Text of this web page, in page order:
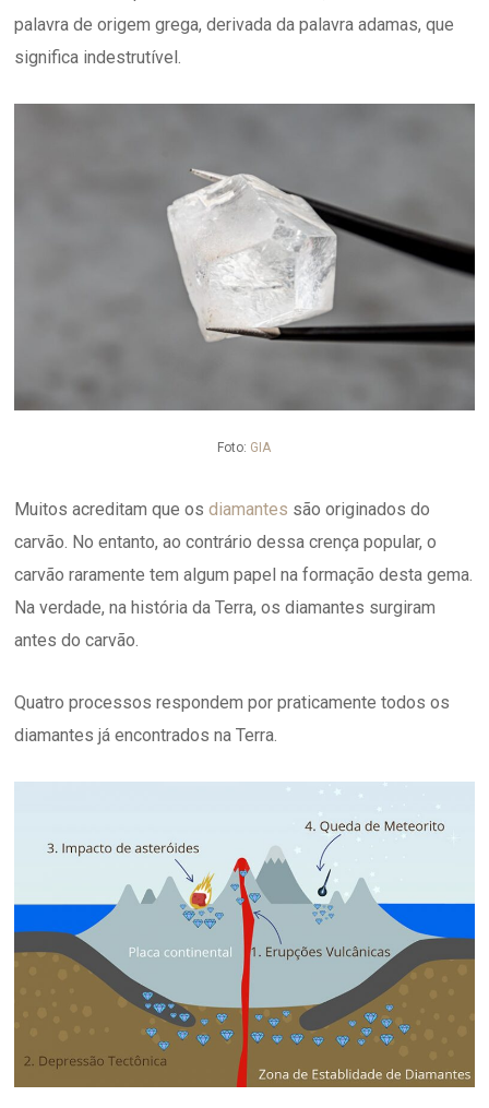
palavra de origem grega, derivada da palavra adamas, que
significa indestrutível.
Foto: GIA
Muitos acreditam que osdiamantes são originados do
carvão. No entanto, ao contrário dessa crença popular, o
carvão raramente tem algum papel na formação desta gema.
Na verdade, na história da Terra, os diamantes surgiram
antes do carvão.
Quatro processos respondem por praticamente todos os
diamantes já encontrados na Terra.